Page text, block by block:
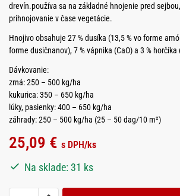
drevín.používa sa na základné hnojenie pred
prihnojovanie v čase vegetácie.
Hnojivo obsahuje 27 % dusíka (13,5 % vo forme
forme dusičnanov), 7 % vápnika (CaO) a 3 % horčíka
Dávkovanie:
zrná: 250 – 500 kg/ha
kukurica: 350 – 650 kg/ha
lúky, pasienky: 400 – 650 kg/ha
záhrady: 250 – 500 kg/ha (25 – 50 dag/10 m²)
25,09 € s DPH/ks
Na sklade: 31 ks